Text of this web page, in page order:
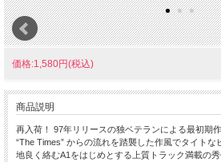
価格:1,580円(税込)
商品説明
再入荷！ 97年リリースの独ベテランによる最初期
“The Times” からの流れを踏襲した作風でタイト
地良く絡むA1をはじめとする上質トラック満載の秀